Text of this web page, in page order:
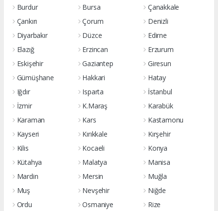
Burdur
Bursa
Çanakkale
Çankırı
Çorum
Denizli
Diyarbakır
Düzce
Edirne
Elazığ
Erzincan
Erzurum
Eskişehir
Gaziantep
Giresun
Gümüşhane
Hakkari
Hatay
Iğdır
Isparta
İstanbul
İzmir
K.Maraş
Karabük
Karaman
Kars
Kastamonu
Kayseri
Kırıkkale
Kırşehir
Kilis
Kocaeli
Konya
Kütahya
Malatya
Manisa
Mardin
Mersin
Muğla
Muş
Nevşehir
Niğde
Ordu
Osmaniye Rize